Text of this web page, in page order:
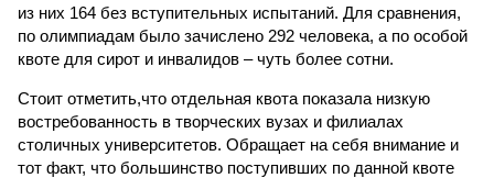
из них 164 без вступительных испытаний. Для сравнения,
по олимпиадам было зачислено 292 человека, а по особой
квоте для сирот и инвалидов – чуть более сотни.
Стоит отметить,что отдельная квота показала низкую
востребованность в творческих вузах и филиалах
столичных университетов. Обращает на себя внимание и
тот факт, что большинство поступивших по данной квоте